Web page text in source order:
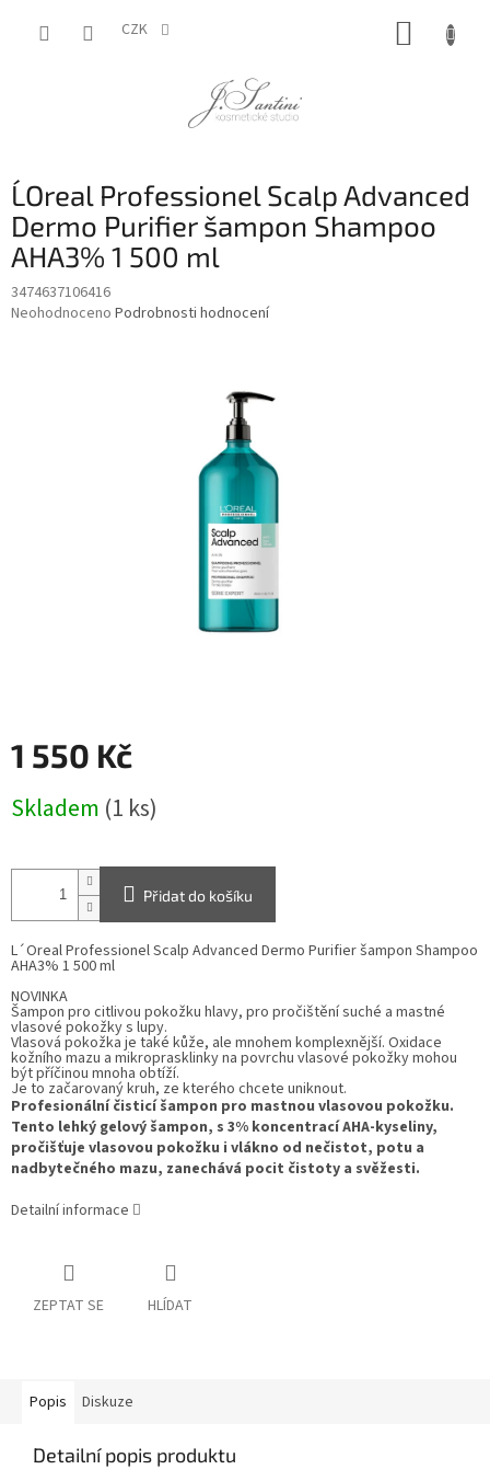
CZK
L´Oreal Professionel Scalp Advanced
Dermo Purifier šampon Shampoo
AHA3% 1 500 ml
3474637106416
Průměrné
Neohodnoceno Podrobnosti hodnocení
1 550 Kč
cena:
Skladem (1 ks)
Přidat do košíku
L´Oreal Professionel Scalp Advanced Dermo Purifier šampon Shampoo
AHA3% 1 500 ml
NOVINKA
Šampon pro citlivou pokožku hlavy, pro pročištění suché a mastné
vlasové pokožky s lupy.
Vlasová pokožka je také kůže, ale mnohem komplexnější. Oxidace
kožního mazu a mikroprasklinky na povrchu vlasové pokožky mohou
být příčinou mnoha obtíží.
Je to začarovaný kruh, ze kterého chcete uniknout.
Profesionální čisticí šampon pro mastnou vlasovou pokožku.
Tento lehký gelový šampon, s 3% koncentrací AHA-kyseliny,
pročišťuje vlasovou pokožku i vlákno od nečistot, potu a
nadbytečného mazu, zanechává pocit čistoty a svěžesti.
Detailní informace
ZEPTAT SE HLÍDAT
Popis Diskuze
Detailní popis produktu